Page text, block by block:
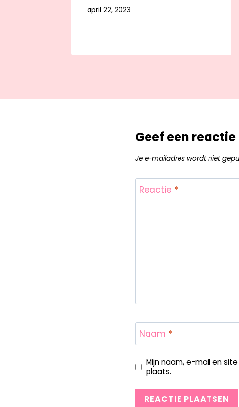
april 22, 2023
Geef een reactie
Je e-mailadres wordt niet
Reactie *
Naam *
Mijn naam, e-mail en
plaats.